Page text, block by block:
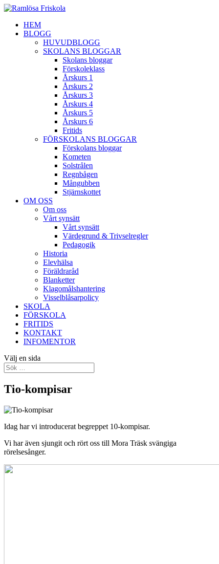
HEM
BLOGG
HUVUDBLOGG
SKOLANS BLOGGAR
Skolans bloggar
Förskoleklass
Årskurs 1
Årskurs 2
Årskurs 3
Årskurs 4
Årskurs 5
Årskurs 6
Fritids
FÖRSKOLANS BLOGGAR
Förskolans bloggar
Kometen
Solstrålen
Regnbågen
Mångubben
Stjärnskottet
OM OSS
Om oss
Vårt synsätt
Vårt synsätt
Värdegrund & Trivselregler
Pedagogik
Historia
Elevhälsa
Föräldraråd
Blanketter
Klagomålshantering
Visselblåsarpolicy
SKOLA
FÖRSKOLA
FRITIDS
KONTAKT
INFOMENTOR
Välj en sida
Tio-kompisar
Idag har vi introducerat begreppet 10-kompisar.
Vi har även sjungit och rört oss till Mora Träsk svängiga
rörelsesånger.